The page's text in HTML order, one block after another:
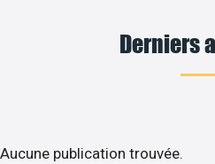
Derniers
Aucune publication trouvée.